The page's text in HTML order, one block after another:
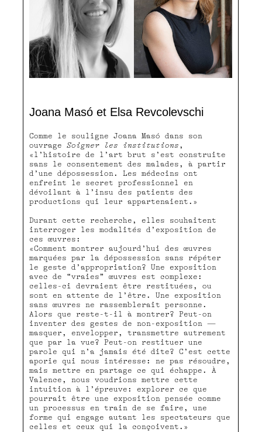
Joana Masó et Elsa Revcolevschi
Comme le souligne Joana Masó dans son
ouvrage Soigner les institutions ,
«l’histoire de l’art brut s’est construite
sans le consentement des malades, à partir
d’une dépossession. Les médecins ont
enfreint le secret professionnel en
dévoilant à l’insu des patients des
productions qui leur appartenaient.»
Durant cette recherche, elles souhaitent
interroger les modalités d’exposition de
ces œuvres:
«Comment montrer aujourd’hui des œuvres
marquées par la dépossession sans répéter
le geste d’appropriation? Une exposition
avec de “vraies” œuvres est complexe:
celles-ci devraient être restituées, ou
sont en attente de l’être. Une exposition
sans œuvres ne rassemblerait personne.
Alors que reste-t-il à montrer? Peut-on
inventer des gestes de non-exposition —
masquer, envelopper, transmettre autrement
que par la vue? Peut-on restituer une
parole qui n’a jamais été dite? C’est cette
aporie qui nous intéresse: ne pas résoudre,
mais mettre en partage ce qui échappe. À
Valence, nous voudrions mettre cette
intuition à l’épreuve: explorer ce que
pourrait être une exposition pensée comme
un processus en train de se faire, une
forme qui engage autant les spectateurs que
celles et ceux qui la conçoivent.»